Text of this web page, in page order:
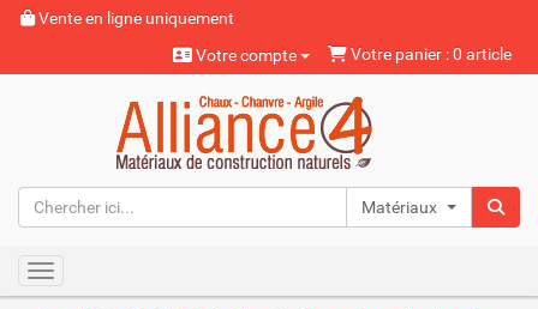
Vente en ligne uniquement
Votre compte
Votre panier : 0 article
Matériaux naturels
Toggle navigation